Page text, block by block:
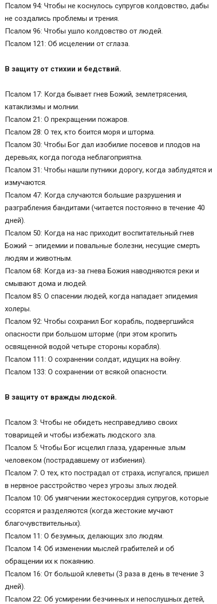
Псалом 94: Чтобы не коснулось супругов колдовство, дабы
не создались проблемы и трения.
Псалом 96: Чтобы ушло колдовство от людей.
Псалом 121: Об исцелении от сглаза.
В защиту от стихии и бедствий.
Псалом 17: Когда бывает гнев Божий, землетрясения,
катаклизмы и молнии.
Псалом 21: О прекращении пожаров.
Псалом 28: О тех, кто боится моря и шторма.
Псалом 30: Чтобы Бог дал изобилие посевов и плодов на
деревьях, когда погода неблагоприятна.
Псалом 31: Чтобы нашли путники дорогу, когда заблудятся и
измучаются.
Псалом 47: Когда случаются большие разрушения и
разграбления бандитами (читается постоянно в течение 40
дней).
Псалом 50: Когда на нас приходит воспитательный гнев
Божий – эпидемии и повальные болезни, несущие смерть
людям и животным.
Псалом 68: Когда из-за гнева Божия наводняются реки и
смывают дома и людей.
Псалом 85: О спасении людей, когда нападает эпидемия
холеры.
Псалом 92: Чтобы сохранил Бог корабль, подвергшийся
опасности при большом шторме (при этом кропить
освященной водой четыре стороны корабля).
Псалом 111: О сохранении солдат, идущих на войну.
Псалом 133: О сохранении от всякой опасности.
В защиту от вражды людской.
Псалом 3: Чтобы не обидеть несправедливо своих
товарищей и чтобы избежать людского зла.
Псалом 5: Чтобы Бог исцелил глаза, ударенные злым
человеком (пострадавшему от избиения).
Псалом 7: О тех, кто пострадал от страха, испугался, пришел
в нервное расстройство через угрозы злых людей.
Псалом 10: Об умягчении жестокосердия супругов, которые
ссорятся и разделяются (когда жестокие мучают
благочувствительных).
Псалом 11: О безумных, делающих зло людям.
Псалом 14: Об изменении мыслей грабителей и об
обращении их к покаянию.
Псалом 16: От большой клеветы (3 раза в день в течение 3
дней).
Псалом 22: Об усмирении безчинных и непослушных детей,